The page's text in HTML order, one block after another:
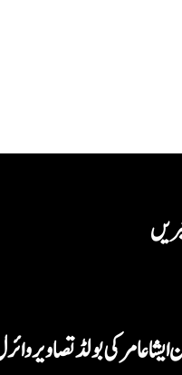
ایشا عامر کی بولڈ تصاویر